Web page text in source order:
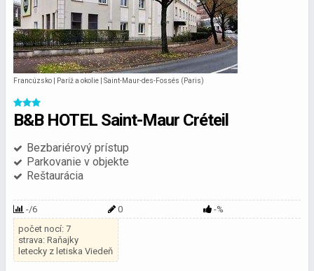
Francúzsko | Paríž a okolie | Saint-Maur-des-Fossés (Paris)
B&B HOTEL Saint-Maur Créteil
Bezbariérový prístup
Parkovanie v objekte
Reštaurácia
-/6 0
-%
počet nocí: 7
strava: Raňajky
letecky z letiska Viedeň